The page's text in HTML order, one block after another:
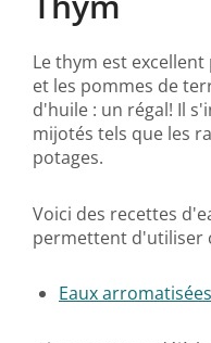
Le thym est
et les pommes de
d'huile : un régal! Il
mijotés tels que les
potages.
Voici des recettes
permettent d'utiliser
Eaux arromatisées